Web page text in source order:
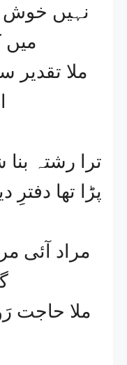
نہیں خوش
میں
ملا تقدیر
ترا رشتہ
پڑا تھا
مراد آئی
ملا حاجت